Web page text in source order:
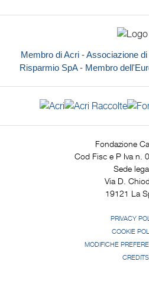
Membro di Acri - Associazione
Risparmio SpA - Membro
Fondazione
Cod Fisc e P Iva n.
Sede
Via D.
19121 La
PRIVACY
COOKIE
MODIFICHE
CREDITS